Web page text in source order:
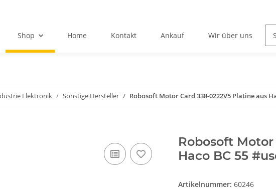
Shop Home Kontakt Ankauf Wir über uns
Elektronik Sonstige Hersteller Robosoft Motor Card 338-0222V5 Platine aus
Robosoft
Haco BC 55
Artikelnummer: 60246